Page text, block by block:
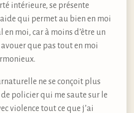
intérieure, se présente
qui permet au bien en moi
en moi, car à moins d’être un
que pas tout en moi
ne se conçoit plus
de policier qui me saute sur le
violence tout ce que j’ai